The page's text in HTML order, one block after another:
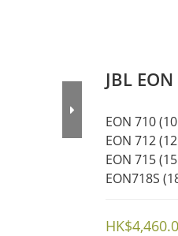
JBL
EON 710
EON 712
EON 715
EON718S